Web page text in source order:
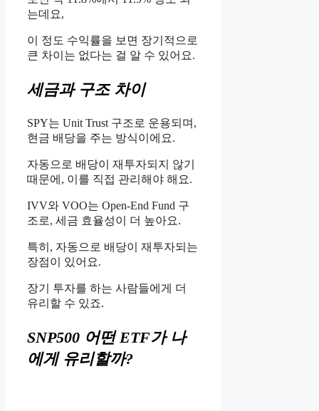
는데요,
이 정도 수익률을 보면 장기적으로
큰 차이는 없다는 걸 알 수 있어요.
세금과 구조 차이
SPY는 Unit Trust 구조로 운용되며,
현금 배당을 주는 방식이에요.
자동으로 배당이 재투자되지 않기
때문에, 이를 직접 관리해야 해요.
IVV와 VOO는 Open-End Fund 구
조로, 세금 효율성이 더 높아요.
특히, 자동으로 배당이 재투자되는
장점이 있어요.
장기 투자를 하는 사람들에게 더
유리할 수 있죠.
SNP500 어떤 ETF가 나
에게 유리할까?